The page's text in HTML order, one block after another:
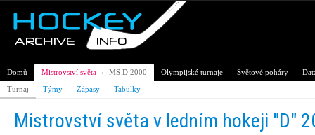
Domů Mistrovství světa › MS D 2000 Olympijské turnaje Světové poháry
Turnaj
Týmy Zápasy Tabulky
Mistrovství světa v ledním hokeji "D"